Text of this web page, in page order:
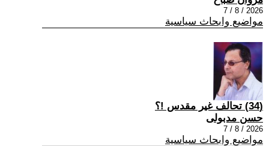
2026 / 8 / 7
مواضيع وابحاث سياسية
(34) تحالف غير مقدس !؟
حسن مدبولى
2026 / 8 / 7
مواضيع وابحاث سياسية